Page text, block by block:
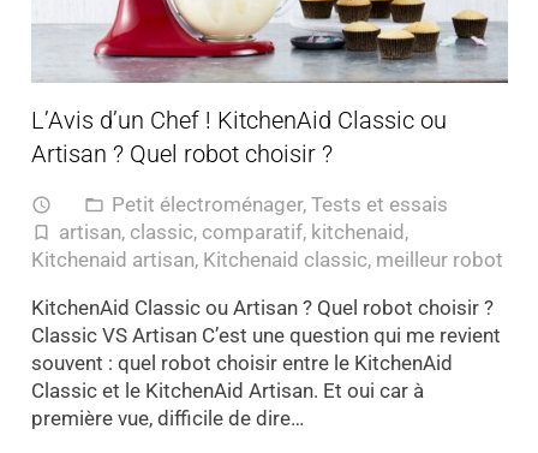
L’Avis d’un Chef ! KitchenAid Classic ou
Artisan ? Quel robot choisir ?
access_time folder_open Petit électroménager,Tests et essais
turned_in_not artisan, classic, comparatif, kitchenaid ,
Kitchenaid artisan, Kitchenaid classic, meilleur robot
KitchenAid Classic ou Artisan ? Quel robot choisir ?
Classic VS Artisan C’est une question qui me revient
souvent : quel robot choisir entre le KitchenAid
Classic et le KitchenAid Artisan. Et oui car à
première vue, difficile de dire…